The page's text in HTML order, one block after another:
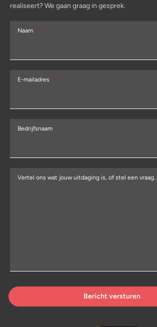
realiseert? We gaan graag in gesprek.
Naam
E-mailadres
Bedrijfsnaam
Vertel ons wat jouw uitdaging is, of stel een vraag...
Bericht versturen